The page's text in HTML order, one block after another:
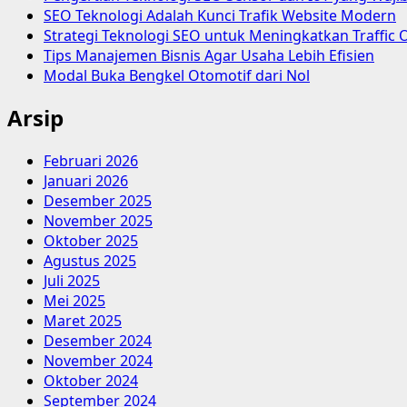
SEO Teknologi Adalah Kunci Trafik Website Modern
Strategi Teknologi SEO untuk Meningkatkan Traffic
Tips Manajemen Bisnis Agar Usaha Lebih Efisien
Modal Buka Bengkel Otomotif dari Nol
Arsip
Februari 2026
Januari 2026
Desember 2025
November 2025
Oktober 2025
Agustus 2025
Juli 2025
Mei 2025
Maret 2025
Desember 2024
November 2024
Oktober 2024
September 2024